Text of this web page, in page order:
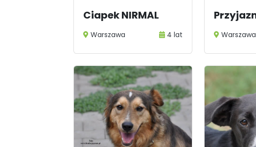
Ciapek NIRMAL
Warszawa 4 lat Warszawa